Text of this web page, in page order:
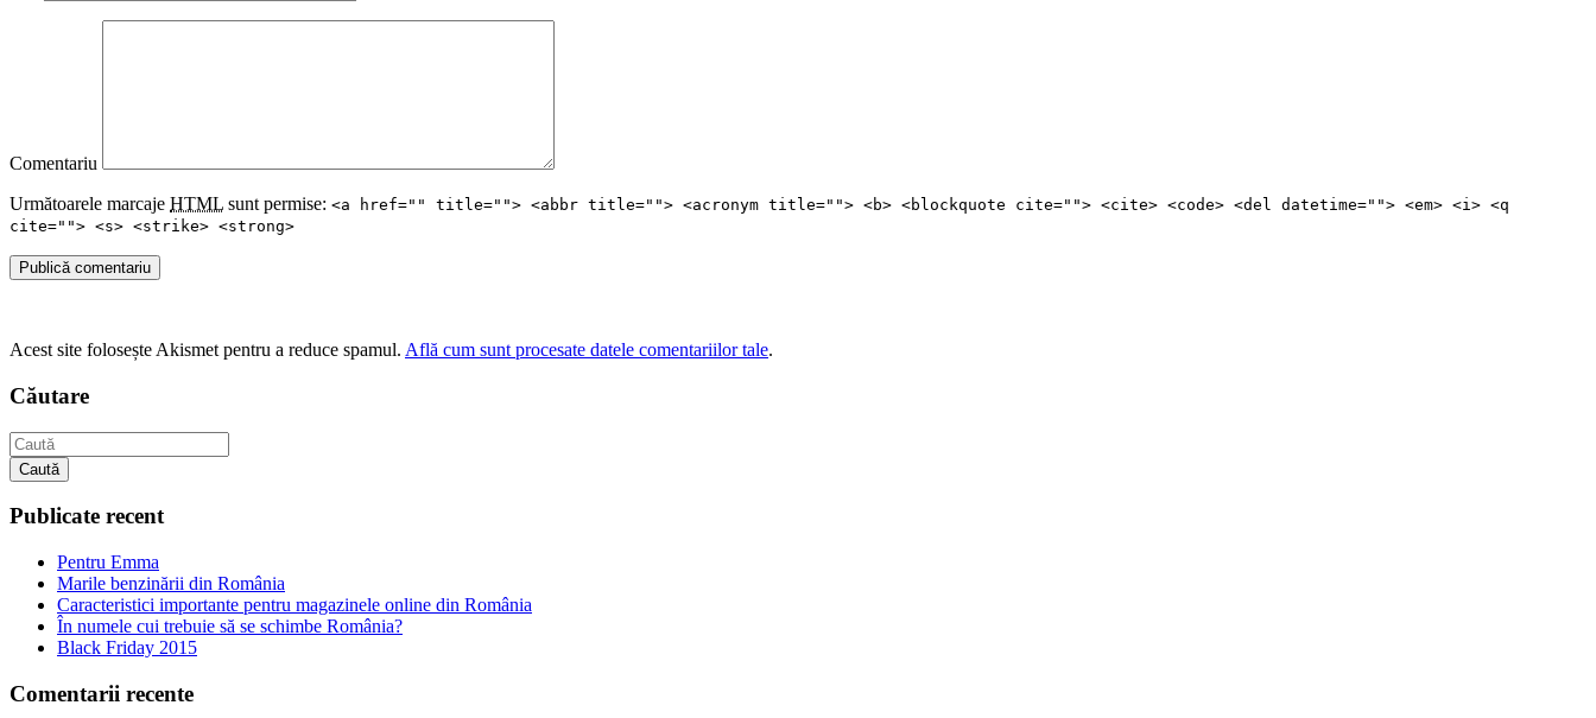
Comentariu
Următoarele marcaje HTML sunt permise: <a href="" title=""> <abbr title=""> <acronym title=""> <b> <blockquote cite=""> <cite> <code> <del datetime=""> <em> <i> <q
cite=""> <s> <strike> <strong>
Publică comentariu
Acest site folosește Akismet pentru a reduce spamul. Află cum sunt procesate datele comentariilor tale.
Căutare
Caută
Publicate recent
Pentru Emma
Marile benzinării din România
Caracteristici importante pentru magazinele online din România
În numele cui trebuie să se schimbe România?
Black Friday 2015
Comentarii recente